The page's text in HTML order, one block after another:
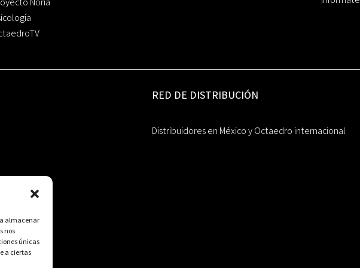
almacenar
nos
únicas
a ciertas
RED DE DISTRIBUCIÓN
Distribuidores en México y Octaedro internacional